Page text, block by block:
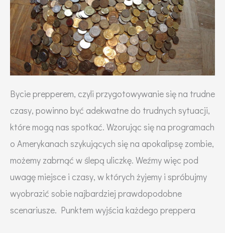
Bycie prepperem, czyli przygotowywanie się na trudne
czasy, powinno być adekwatne do trudnych sytuacji,
które mogą nas spotkać. Wzorując się na programach
o Amerykanach szykujących się na apokalipsę zombie,
możemy zabrnąć w ślepą uliczkę. Weźmy więc pod
uwagę miejsce i czasy, w których żyjemy i spróbujmy
wyobrazić sobie najbardziej prawdopodobne
scenariusze. Punktem wyjścia każdego preppera